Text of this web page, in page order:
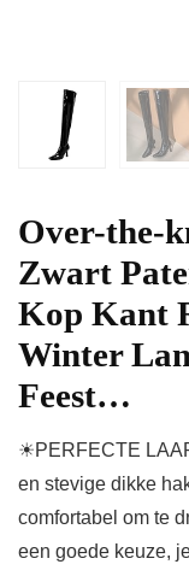
Over-the-
Zwart
Kop Kant
Winter
Feest…
☀PERFECTE
en stevige dikke
comfortabel om te
een goede keuze,